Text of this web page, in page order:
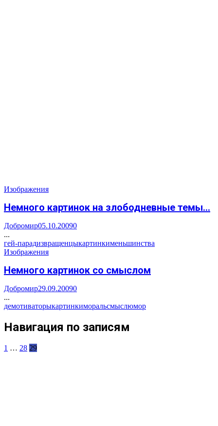
Изображения
Немного картинок на злободневные темы…
Добромир05.10.20090
...
гей-парадизвращенцыкартинкименьшинства
Изображения
Немного картинок со смыслом
Добромир29.09.20090
...
демотиваторыкартинкиморальсмыслюмор
Навигация по записям
1 … 28 29